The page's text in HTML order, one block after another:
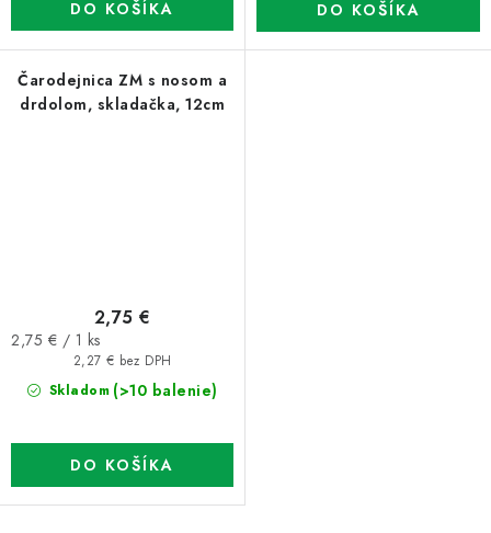
DO KOŠÍKA DO KOŠÍKA
Čarodejnica ZM s nosom a
drdolom, skladačka, 12cm
Skladom (>10 balenie)
2,27 € bez DPH
2,75 €
Jednotková
2,75 € / 1 ks
DO KOŠÍKA